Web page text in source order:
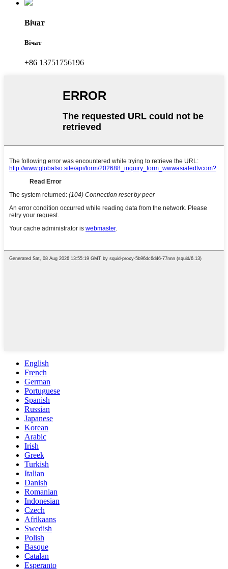
Вічат
Вічат
+86 13751756196
English
French
German
Portuguese
Spanish
Russian
Japanese
Korean
Arabic
Irish
Greek
Turkish
Italian
Danish
Romanian
Indonesian
Czech
Afrikaans
Swedish
Polish
Basque
Catalan
Esperanto